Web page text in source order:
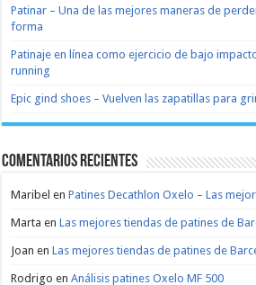
Patinar – Una de las mejores maneras de
forma
Patinaje en línea como ejercicio de bajo
running
Epic gind shoes – Vuelven las zapatillas para
Comentarios recientes
Maribel enPatines Decathlon Oxelo – Las
Marta enLas mejores tiendas de patines de
Joan enLas mejores tiendas de patines de
Rodrigo enAnálisis patines Oxelo MF 500